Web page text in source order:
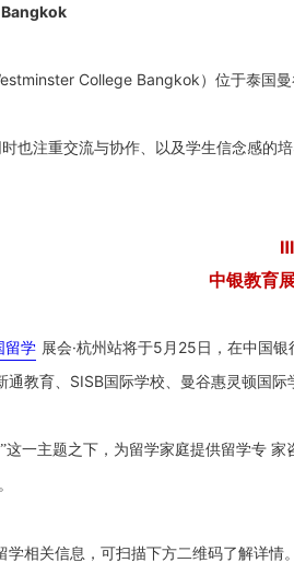
College Bangkok）位于泰国曼
也注重交流与协作、以及学生信念感的
Ⅲ
中银教育
留学 展会·杭州站将于5月25日，在中国
教育、SISB国际学校、曼谷惠灵顿国际
这一主题之下，为留学家庭提供留学专
相关信息，可扫描下方二维码了解详情。